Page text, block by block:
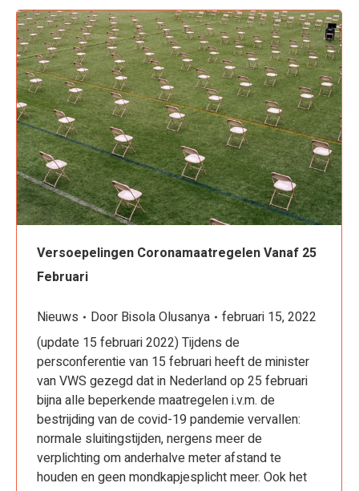
Versoepelingen Coronamaatregelen Vanaf 25
Februari
Nieuws Door Bisola Olusanya
februari 15, 2022
(update 15 februari 2022) Tijdens de
persconferentie van 15 februari heeft de minister
van VWS gezegd dat in Nederland op 25 februari
bijna alle beperkende maatregelen i.v.m. de
bestrijding van de covid-19 pandemie vervallen:
normale sluitingstijden, nergens meer de
verplichting om anderhalve meter afstand te
houden en geen mondkapjesplicht meer. Ook het